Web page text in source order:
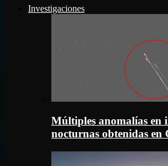
Investigaciones
Múltiples anomalías en
nocturnas obtenidas en